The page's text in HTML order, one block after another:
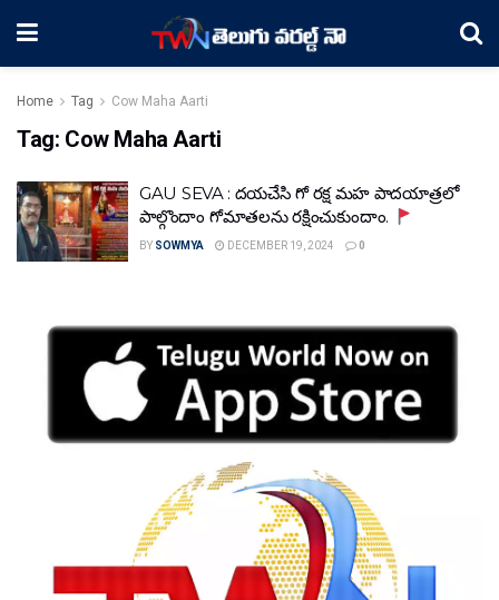
Home Tag Cow Maha Aarti
Tag: Cow Maha Aarti
GAU SEVA : దయచేసి గో రక్ష మహ పాదయాత్రలో
పాల్గొందాం గోమాతలను రక్షించుకుందాం.
BY SOWMYA DECEMBER 19, 2024 0